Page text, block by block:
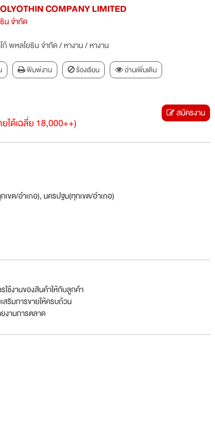
COMPANY LIMITED
น จำกัด
ก้ พหลโยธิน จำกัด/หางาน/หางาน
พิมพ์งาน ร้องเรียน อ่านเพิ่มเติม
ได้เฉลี่ย 18,000++)
สมัครงาน
ขต/อำเภอ), นครปฐม(ทุกเขต/อำเภอ)
ใช้งานของสินค้าให้กับลูกค้า
ริมการขายให้ครบถ้วน
งานการตลาด